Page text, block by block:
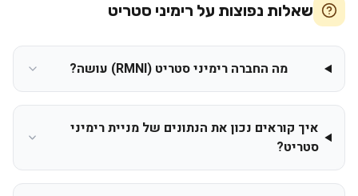
שאלות נפוצות על רימיני סטריט
מה החברה רימיני סטריט (RMNI) עושה?
איך קוראים נכון את הנתונים של מניית רימיני
סטריט?